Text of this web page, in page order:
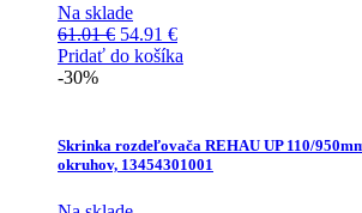
Na sklade
61.01€ Pôvodná
cena
54.91 €Aktuálna
cena
Pridať do košíka
-30%
Skrinka rozdeľovača REHAU UP 110/
okruhov, 13454301001